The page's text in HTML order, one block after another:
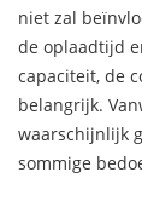
niet zal
de oplaadtijd
capaciteit, de
belangrijk.
waarschijnlijk
sommige